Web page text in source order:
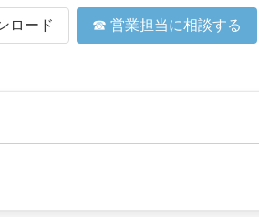
ロード ☎ 営業担当に相談する